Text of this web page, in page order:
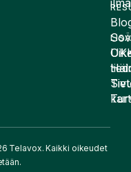
Telavox. Kaikki oikeudet